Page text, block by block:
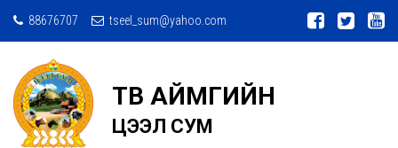
88676707 tseel_sum@yahoo.com
ТӨВ АЙМГИЙН
ЦЭЭЛ СУМ